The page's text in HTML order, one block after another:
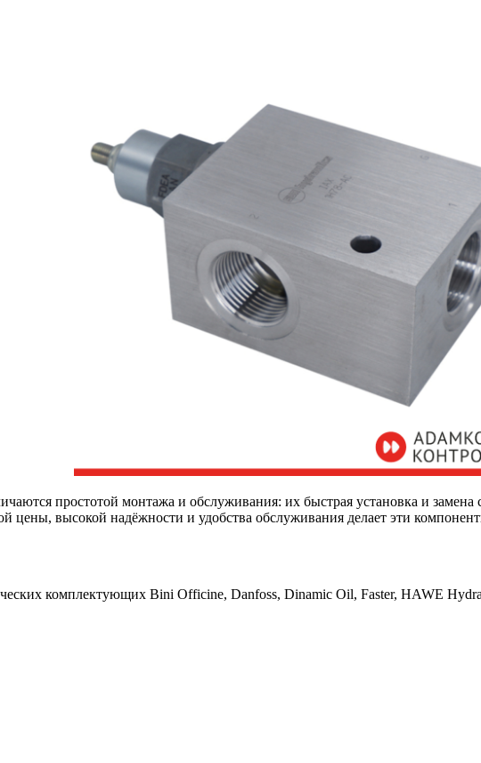
простотой монтажа и обслуживания: их быстрая установка и
цены, высокой надёжности и удобства обслуживания делает эти
комплектующих Bini Officine, Danfoss, Dinamic Oil, Faster, HAWE